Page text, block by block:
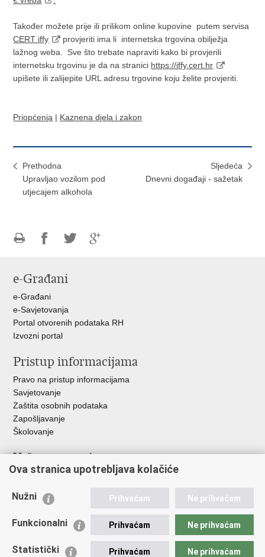
Također možete prije ili prilikom online kupovine putem servisa
CERT iffy
provjeriti ima li internetska trgovina obilježja
lažnog weba. Sve što trebate napraviti kako bi provjerili
internetsku trgovinu je da na stranici https://iffy.cert.hr
upišete ili zalijepite URL adresu trgovine koju želite provjeriti.
Priopćenja | Kaznena djela i zakon
Prethodna
Upravljao vozilom pod
utjecajem alkohola
Sljedeća
Dnevni događaji - sažetak
FacebookuTwitteru
e-Građani
e-Građani
e-Savjetovanja
Portal otvorenih podataka RH
Izvozni portal
Pristup informacijama
Pravo na pristup informacijama
Savjetovanje
Zaštita osobnih podataka
Zapošljavanje
Školovanje
Važne poveznice
Ministarstvo unutarnjih poslova
Udruge
Policijska akademija
Zaklada policijske solidarnosti
Ova stranica upotrebljava kolačiće
Nužni Prihvaćam Ne prihvaćam
Funkcionalni Prihvaćam Ne prihvaćam
Statistički Prihvaćam Ne prihvaćam